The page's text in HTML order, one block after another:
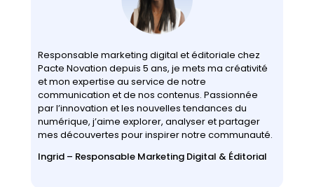
Responsable marketing digital et éditoriale chez
Pacte Novation depuis 5 ans, je mets ma créativité
et mon expertise au service de notre
communication et de nos contenus. Passionnée
par l’innovation et les nouvelles tendances du
numérique, j’aime explorer, analyser et partager
mes découvertes pour inspirer notre communauté.
Ingrid – Responsable Marketing Digital & Éditorial